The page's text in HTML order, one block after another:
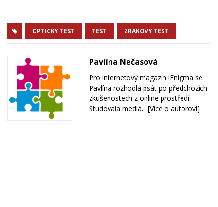
OPTICKY TEST TEST ZRAKOVY TEST
Pavlína Nečasová
Pro internetový magazín iEnigma se
Pavlína rozhodla psát po předchozích
zkušenostech z online prostředí.
Studovala mediá... [Více o autorovi]